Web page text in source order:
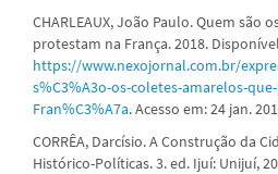
CHARLEAUX, João Paulo. Quem são
protestam na França. 2018.
https://www.nexojornal.com.br/
s%C3%A3o-os-coletes-amarelos-
Fran%C3%A7a. Acesso em: 24 jan.
CORRÊA, Darcísio. A Construção da
Histórico-Políticas. 3. ed. Ijuí: Unijuí,